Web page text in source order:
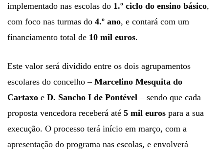
implementado nas escolas do 1.º ciclo do ensino básico,
com foco nas turmas do 4.º ano, e contará com um
financiamento total de 10 mil euros.
Este valor será dividido entre os dois agrupamentos
escolares do concelho – Marcelino Mesquita do
Cartaxo e D. Sancho I de Pontével – sendo que cada
proposta vencedora receberá até 5 mil euros para a sua
execução. O processo terá início em março, com a
apresentação do programa nas escolas, e envolverá